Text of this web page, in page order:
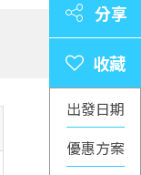
分享
優惠方案
出發日期